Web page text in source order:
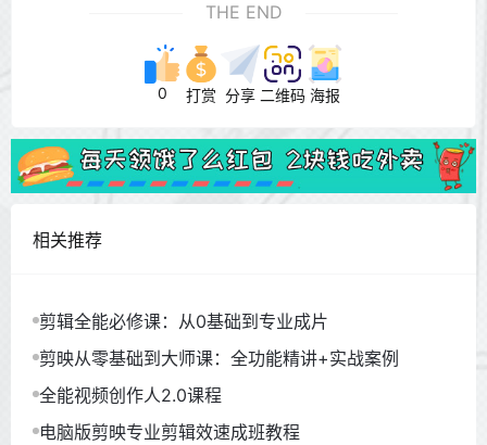
THE END
0 打赏 分享 二维码 海报
相关推荐
剪辑全能必修课：从0基础到专业成片
剪映从零基础到大师课：全功能精讲+实战案例
全能视频创作人2.0课程
电脑版剪映专业剪辑效速成班教程